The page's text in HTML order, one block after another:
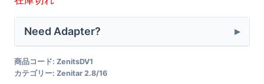
Need Adapter?
商品コード: ZenitsDV1
カテゴリー: Zenitar 2.8/16